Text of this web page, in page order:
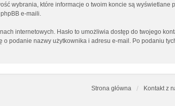
wybrania, które informacje o twoim koncie są
e-maili.
internetowych. Hasło to umożliwia dostęp do twojego
o podanie nazwy użytkownika i adresu e-mail. Po podaniu
Strona główna Kontakt z